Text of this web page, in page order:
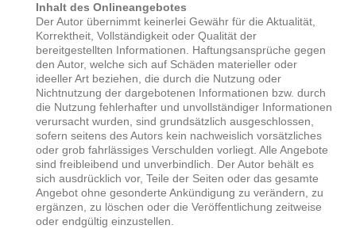
Inhalt des Onlineangebotes
Der Autor übernimmt keinerlei Gewähr für die Aktualität,
Korrektheit, Vollständigkeit oder Qualität der
bereitgestellten Informationen. Haftungsansprüche gegen
den Autor, welche sich auf Schäden materieller oder
ideeller Art beziehen, die durch die Nutzung oder
Nichtnutzung der dargebotenen Informationen bzw. durch
die Nutzung fehlerhafter und unvollständiger Informationen
verursacht wurden, sind grundsätzlich ausgeschlossen,
sofern seitens des Autors kein nachweislich vorsätzliches
oder grob fahrlässiges Verschulden vorliegt. Alle Angebote
sind freibleibend und unverbindlich. Der Autor behält es
sich ausdrücklich vor, Teile der Seiten oder das gesamte
Angebot ohne gesonderte Ankündigung zu verändern, zu
ergänzen, zu löschen oder die Veröffentlichung zeitweise
oder endgültig einzustellen.